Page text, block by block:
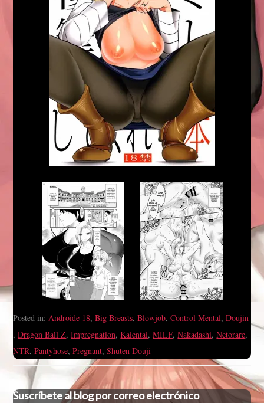
Posted in:Androide 18,Big Breasts,Blowjob,Control Mental,Doujin
,Dragon Ball Z,Impregnation,Kaientai,MILF,Nakadashi,Netorare,
NTR,Pantyhose,Pregnant,Shuten Douji
Suscríbete al blog por correo electrónico